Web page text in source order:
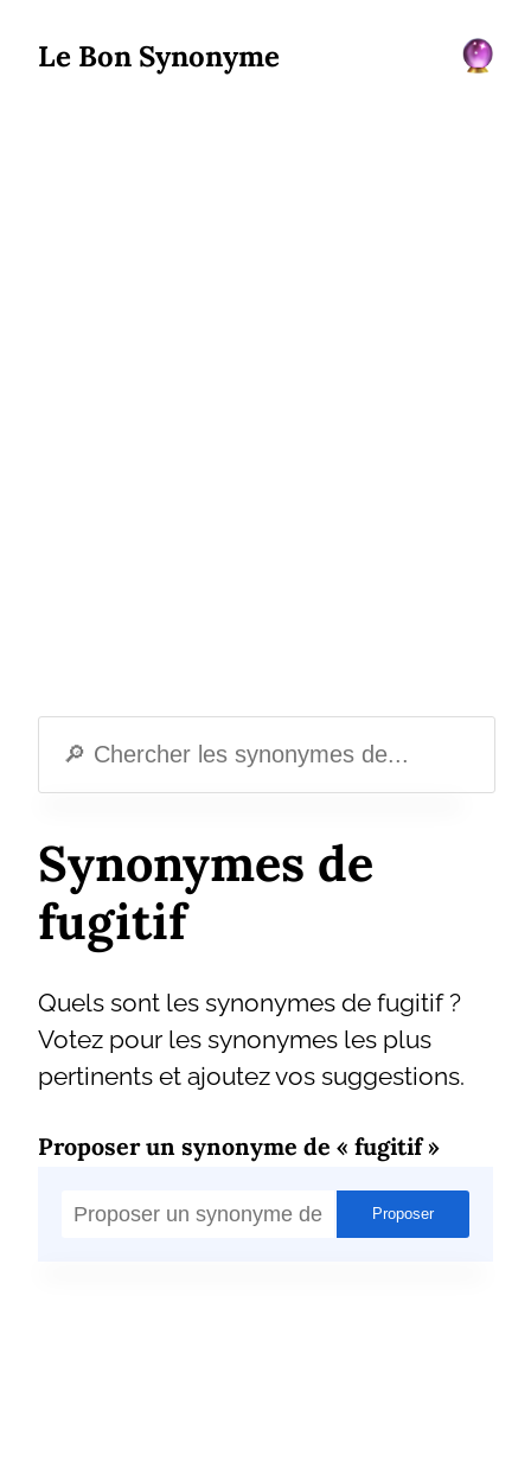
Le Bon Synonyme
Synonymes de
fugitif
Quels sont les synonymes de fugitif ?
Votez pour les synonymes les plus
pertinents et ajoutez vos suggestions.
Proposer un synonyme de « fugitif »